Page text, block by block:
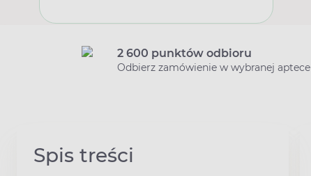
2 600 punktów odbioru
Odbierz zamówienie w wybranej aptece
Spis treści